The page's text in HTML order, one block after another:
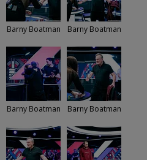
Barny Boatman Barny Boatman
Barny Boatman Barny Boatman